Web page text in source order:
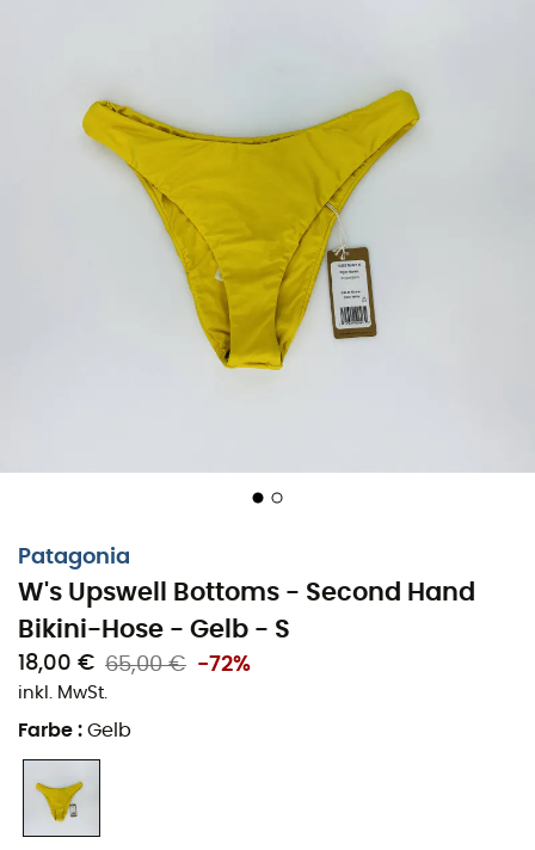
Patagonia
W's Upswell Bottoms - Second Hand
Bikini-Hose - Gelb - S
18,00 € 65,00 € -72%
inkl. MwSt.
Farbe : Gelb